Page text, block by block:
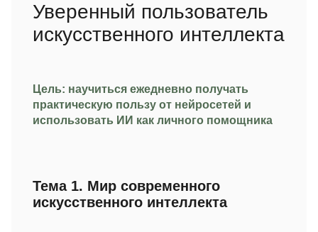
Уверенный пользователь
искусственного интеллекта
Цель: научиться ежедневно получать
практическую пользу от нейросетей и
использовать ИИ как личного помощника
Тема 1. Мир современного
искусственного интеллекта